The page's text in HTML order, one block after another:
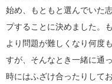
始め、もともと選んでいた
プすることに決めました。
より問題が難しくなり何度
すが、そんなとき一緒に通
時にはふざけ合ったりして